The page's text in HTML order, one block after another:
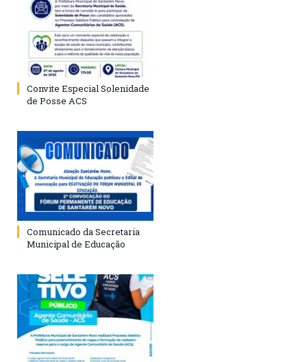
Convite Especial Solenidade
de Posse ACS
Comunicado da Secretaria
Municipal de Educação